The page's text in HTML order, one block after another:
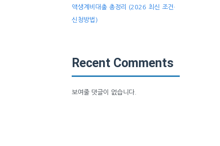
액생계비대출 총정리 (2026 최신 조건·
신청방법)
Recent Comments
보여줄 댓글이 없습니다.